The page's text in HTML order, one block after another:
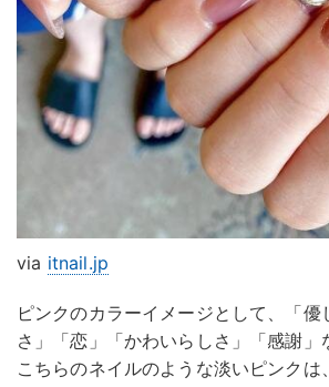
via itnail.jp
ピンクのカラーイメージとして、「優
さ」「恋」「かわいらしさ」「感謝」
こちらのネイルのような淡いピンクは